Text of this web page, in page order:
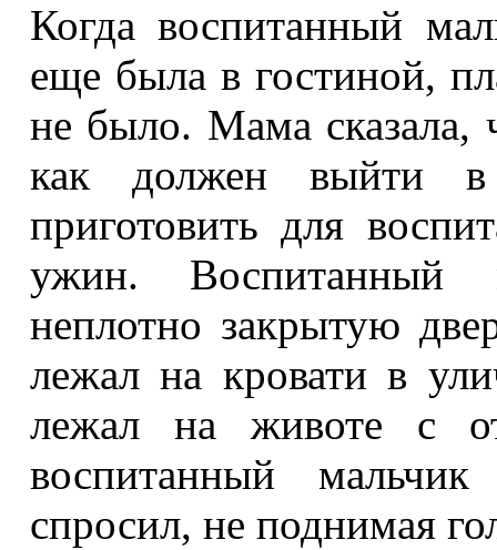
Когда воспитанный
еще была в гостиной,
не было. Мама сказала,
как должен выйти
приготовить для
ужин. Воспитанный
неплотно закрытую
лежал на кровати в
лежал на животе с
воспитанный
спросил, не поднимая